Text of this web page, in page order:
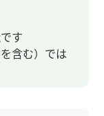
す
含む）では